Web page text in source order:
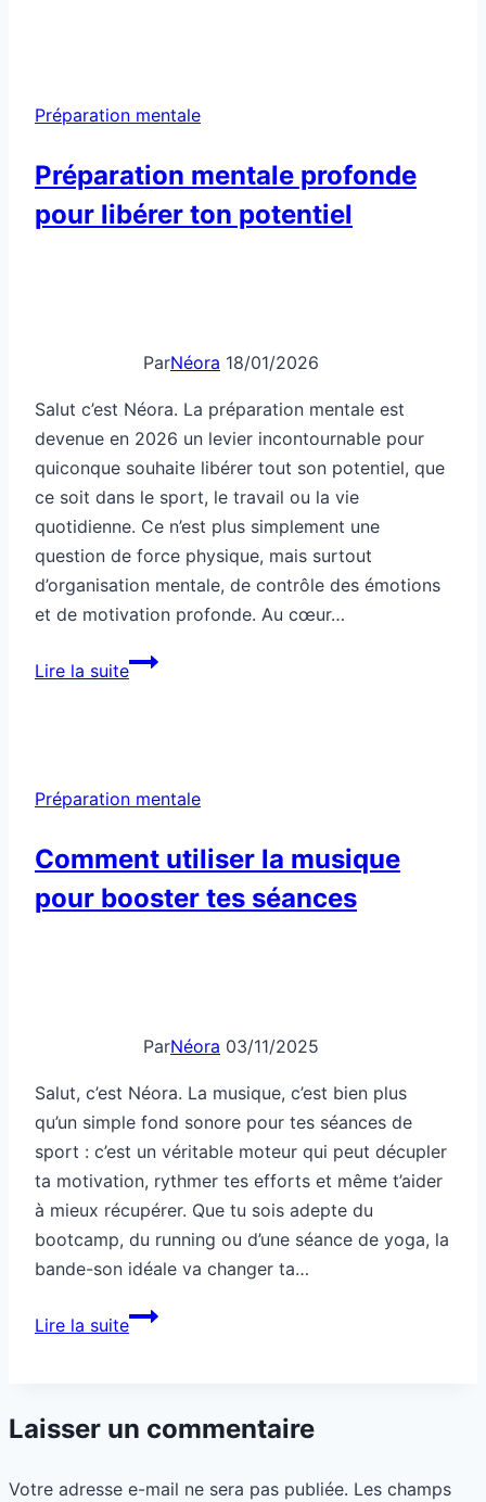
un
effort
Préparation mentale
Préparation mentale profonde
pour libérer ton potentiel
ParNéora 18/01/2026
Salut c’est Néora. La préparation mentale est
devenue en 2026 un levier incontournable pour
quiconque souhaite libérer tout son potentiel, que
ce soit dans le sport, le travail ou la vie
quotidienne. Ce n’est plus simplement une
question de force physique, mais surtout
d’organisation mentale, de contrôle des émotions
et de motivation profonde. Au cœur…
Lire la suitePréparation
ton
Préparation mentale
Comment utiliser la musique
pour booster tes séances
ParNéora 03/11/2025
Salut, c’est Néora. La musique, c’est bien plus
qu’un simple fond sonore pour tes séances de
sport : c’est un véritable moteur qui peut décupler
ta motivation, rythmer tes efforts et même t’aider
à mieux récupérer. Que tu sois adepte du
bootcamp, du running ou d’une séance de yoga, la
bande-son idéale va changer ta…
Lire la suiteComment
pour
tes
Laisser un commentaire
Votre adresse e-mail ne sera pas publiée. Les champs